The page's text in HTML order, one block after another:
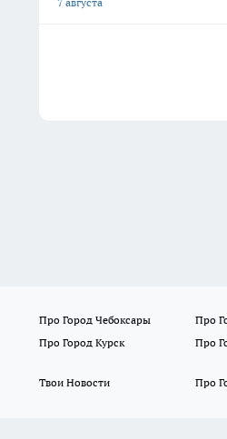
Про Город Чебоксары Про
Про Город Курск
Про
Твои Новости
Про